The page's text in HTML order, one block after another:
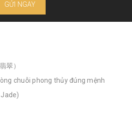
GỬI NGAY
翠）
chuỗi phong thủy đúng mệnh